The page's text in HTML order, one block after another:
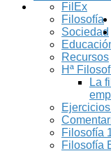
FilEx
Filosofía
Sociedad
Recursos
Hª
La
Filosofía
Filosofía